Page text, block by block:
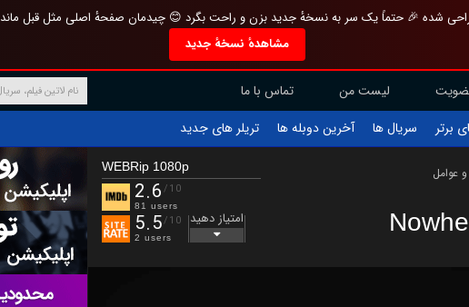
شده 🎉 حتماً یک سر به نسخهٔ جدید بزن و راحت بگرد 😊 چیدمان صفحهٔ اصلی مثل قبل
مشاهدهٔ نسخهٔ جدید
لیست من
تماس با ما
برتر سریال ها آخرین دوبله ها تریلر های جدید
و عوامل WEBRip 1080p
2.6 /10
81 users
5.5/10
2 users
امتیاز دهید